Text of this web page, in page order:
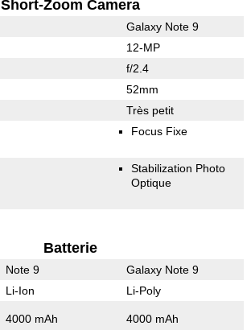
Short-Zoom Camera
Galaxy Note 9
12-MP
f/2.4
52mm
Très petit
Focus Fixe
Stabilization Photo
Optique
Batterie
Note 9 Galaxy Note 9
Li-Ion Li-Poly
4000 mAh 4000 mAh